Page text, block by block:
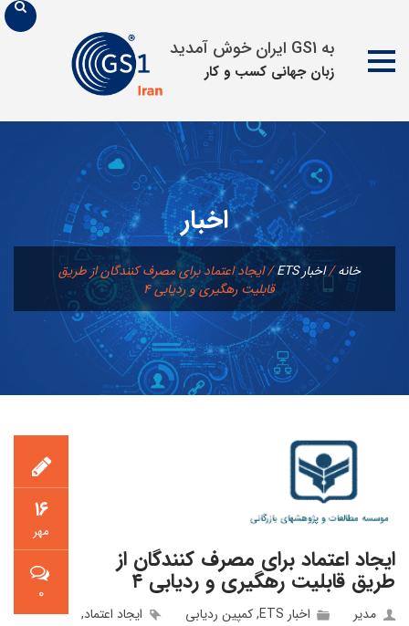
به GS1 ایران خوش آمدید
زبان جهانی كسب و كار
محتوا
اخبار
خانه/اخبار ETS /ایجاد اعتماد برای مصرف کنندگان از طریق
قابلیت رهگیری و ردیابی ۴
۱۶
مهر
۰
ایجاد اعتماد برای مصرف کنندگان از
طریق قابلیت رهگیری و ردیابی ۴
مدیر اخبار ETS ,کمپین ردیابی ایجاد اعتماد,